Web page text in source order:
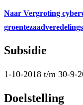
Naar Vergroting
Subsidie
1-10-2018 t/m 30-9-
Doelstelling